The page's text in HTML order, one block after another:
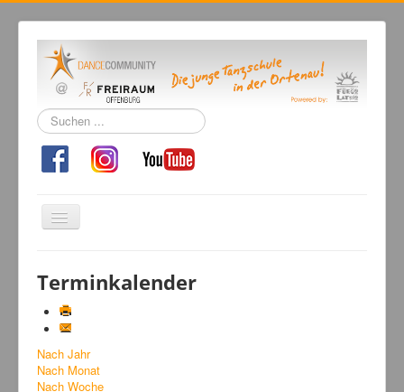
Suchen
...
Navigation
an/aus
Tanzschule
Kursangebot
Events
Fuegolatino
Terminkalender
Nach Jahr
Nach Monat
Nach Woche